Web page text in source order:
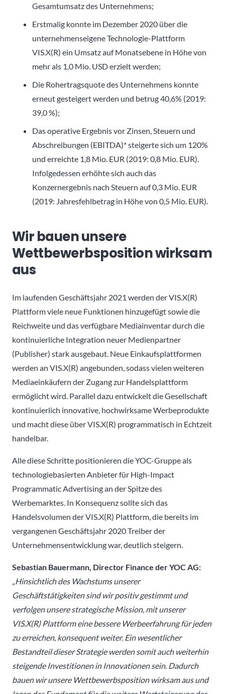
Gesamtumsatz des Unternehmens;
Erstmalig konnte im Dezember 2020 über die
unternehmenseigene Technologie-Plattform
VIS.X(R) ein Umsatz auf Monatsebene in Höhe von
mehr als 1,0 Mio. USD erzielt werden;
Die Rohertragsquote des Unternehmens konnte
erneut gesteigert werden und betrug 40,6% (2019:
39,0 %);
Das operative Ergebnis vor Zinsen, Steuern und
Abschreibungen (EBITDA)* steigerte sich um 120%
und erreichte 1,8 Mio. EUR (2019: 0,8 Mio. EUR).
Infolgedessen erhöhte sich auch das
Konzernergebnis nach Steuern auf 0,3 Mio. EUR
(2019: Jahresfehlbetrag in Höhe von 0,5 Mio. EUR).
Wir bauen unsere
Wettbewerbsposition wirksam
aus
Im laufenden Geschäftsjahr 2021 werden der VIS.X(R)
Plattform viele neue Funktionen hinzugefügt sowie die
Reichweite und das verfügbare Mediainventar durch die
kontinuierliche Integration neuer Medienpartner
(Publisher) stark ausgebaut. Neue Einkaufsplattformen
werden an VIS.X(R) angebunden, sodass vielen weiteren
Mediaeinkäufern der Zugang zur Handelsplattform
ermöglicht wird. Parallel dazu entwickelt die Gesellschaft
kontinuierlich innovative, hochwirksame Werbeprodukte
und macht diese über VIS.X(R) programmatisch in Echtzeit
handelbar.
Alle diese Schritte positionieren die YOC-Gruppe als
technologiebasierten Anbieter für High-Impact
Programmatic Advertising an der Spitze des
Werbemarktes. In Konsequenz sollte sich das
Handelsvolumen der VIS.X(R) Plattform, die bereits im
vergangenen Geschäftsjahr 2020 Treiber der
Unternehmensentwicklung war, deutlich steigern.
Sebastian Bauermann, Director Finance der YOC AG:
„Hinsichtlich des Wachstums unserer
Geschäftstätigkeiten sind wir positiv gestimmt und
verfolgen unsere strategische Mission, mit unserer
VIS.X(R) Plattform eine bessere Werbeerfahrung für jeden
zu erreichen, konsequent weiter. Ein wesentlicher
Bestandteil dieser Strategie werden somit auch weiterhin
steigende Investitionen in Innovationen sein. Dadurch
bauen wir unsere Wettbewerbsposition wirksam aus und